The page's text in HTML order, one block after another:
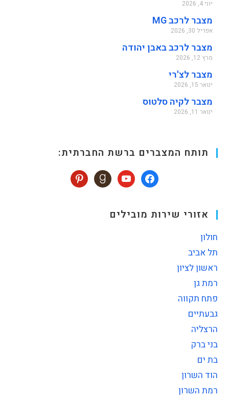
יוני 4, 2026
מצבר לרכב MG
אפריל 30, 2026
מצבר לרכב באבן יהודה
מרץ 12, 2026
מצבר לצ'רי
ינואר 15, 2026
מצבר לקיה סלטוס
ינואר 11, 2026
תותח המצברים ברשת החברתית:
אזורי שירות מובילים
חולון
תל אביב
ראשון לציון
רמת גן
פתח תקווה
גבעתיים
הרצליה
בני ברק
בת ים
הוד השרון
רמת השרון